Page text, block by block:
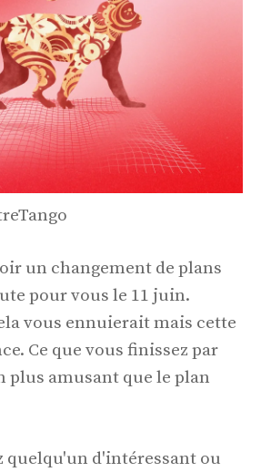
un changement de plans
pour vous le 11 juin.
vous ennuierait mais cette
Ce que vous finissez par
plus amusant que le plan
quelqu'un d'intéressant ou